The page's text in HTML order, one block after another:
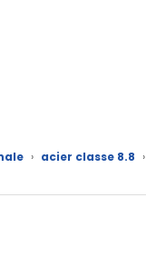
› acier classe 8.8 ›